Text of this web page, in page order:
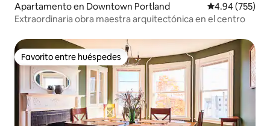
Apartamento en Downtown Portland Calificación
4.94 (755)
Extraordinaria obra maestra arquitectónica en el centro
Favorito entre huéspedes
Favorito entre huéspedes